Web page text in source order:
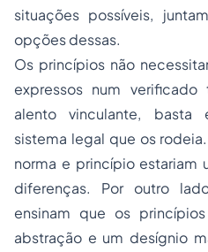
situações possíveis,
opções dessas.
Os princípios não
expressos num
alento vinculante, basta
sistema legal que os
norma e princípio estariam
diferenças. Por outro
ensinam que os
abstração e um desígnio